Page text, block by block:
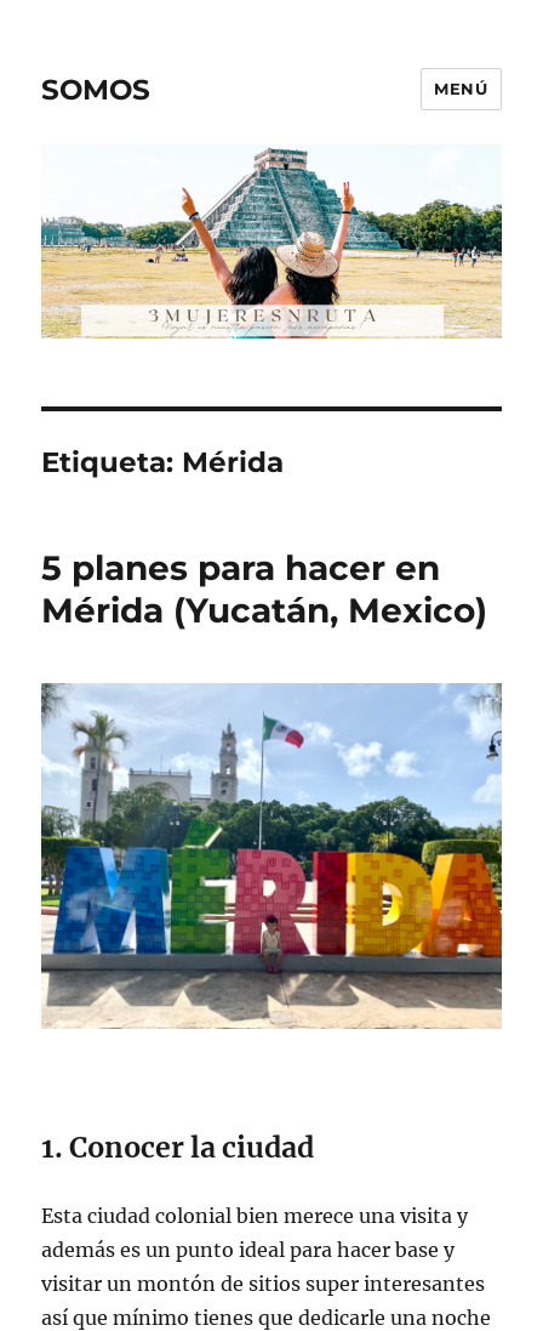
SOMOS MENÚ
Etiqueta: Mérida
5 planes para hacer en
Mérida (Yucatán, Mexico)
1. Conocer la ciudad
Esta ciudad colonial bien merece una visita y
además es un punto ideal para hacer base y
visitar un montón de sitios super interesantes
así que mínimo tienes que dedicarle una noche